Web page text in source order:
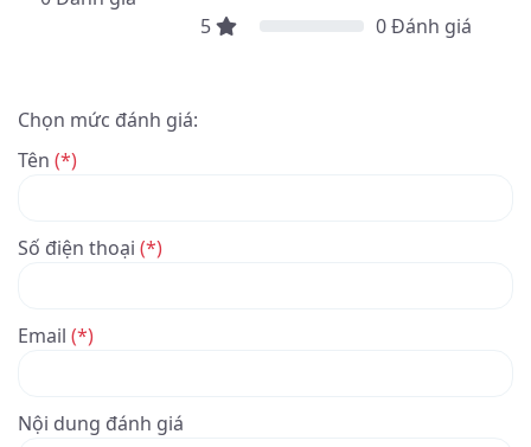
5
0Đánh giá
Chọn mức đánh giá:
Tên (*)
Số điện thoại (*)
Email (*)
Nội dung đánh giá